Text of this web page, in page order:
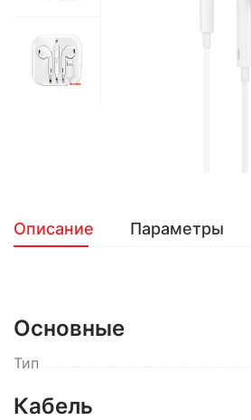
Описание Параметры
Основные
Тип
Кабель